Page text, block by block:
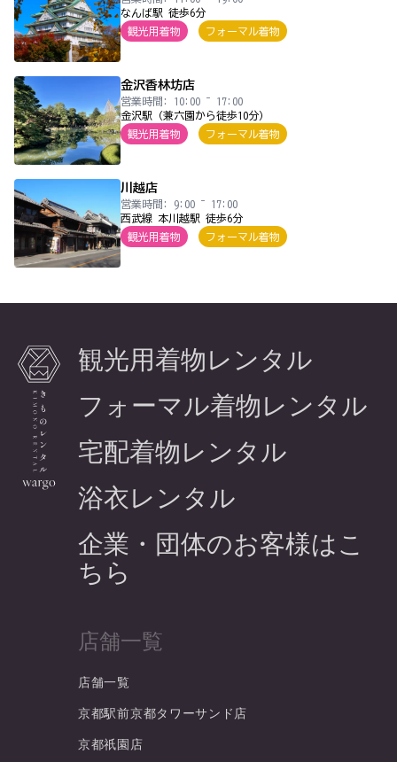
なんば駅 徒歩6分
観光用着物
フォーマル着物
金沢香林坊店
営業時間: 10:00 ~ 17:00
金沢駅（兼六園から徒歩10分）
観光用着物
フォーマル着物
川越店
営業時間: 9:00 ~ 17:00
西武線 本川越駅 徒歩6分
観光用着物
フォーマル着物
観光用着物レンタル
フォーマル着物レンタル
宅配着物レンタル
浴衣レンタル
企業・団体のお客様はこ
ちら
店舗一覧
店舗一覧
京都駅前京都タワーサンド店
京都祇園店